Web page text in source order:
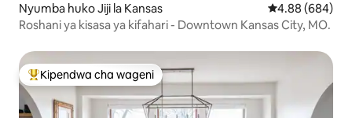
Nyumba huko Jiji la Kansas Ukadiriaji wa
4.88 (684)
Roshani ya kisasa ya kifahari - Downtown Kansas City, MO.
Kipendwa maarufu cha wageni
Kipendwa cha wageni